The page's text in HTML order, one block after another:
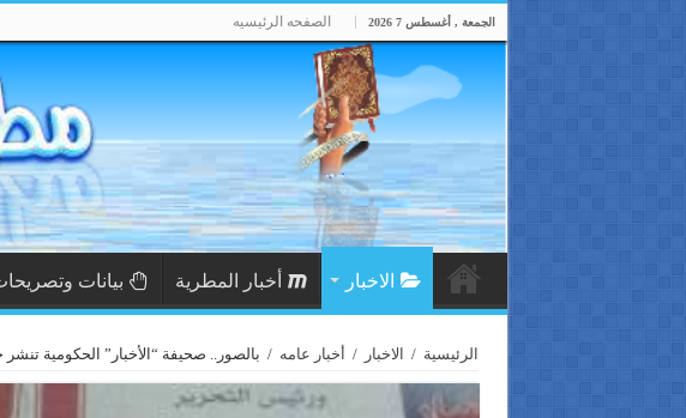
الجمعة , أغسطس 7 2026 الصفحه الرئيسيه
الاخبار أخبار المطرية بيانات
الرئيسية / الاخبار / أخبار عامه / بالصور.. صحيفة “الأخبار” الحكومية